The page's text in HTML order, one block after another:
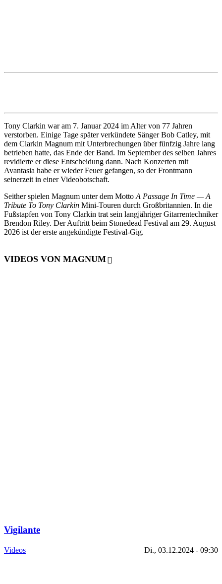
Tony Clarkin war am 7. Januar 2024 im Alter von 77 Jahren
verstorben. Einige Tage später verkündete Sänger Bob Catley, mit
dem Clarkin Magnum mit Unterbrechungen über fünfzig Jahre lang
betrieben hatte, das Ende der Band. Im September des selben Jahres
revidierte er diese Entscheidung dann. Nach Konzerten mit
Avantasia habe er wieder Feuer gefangen, so der Frontmann
seinerzeit in einer Videobotschaft.
Seither spielen Magnum unter dem Motto A Passage In Time — A
Tribute To Tony Clarkin Mini-Touren durch Großbritannien. In die
Fußstapfen von Tony Clarkin trat sein langjähriger Gitarrentechniker
Brendon Riley. Der Auftritt beim Stonedead Festival am 29. August
2026 ist der erste angekündigte Festival-Gig.
VIDEOS VON MAGNUM
Vigilante
Videos Di., 03.12.2024 - 09:30